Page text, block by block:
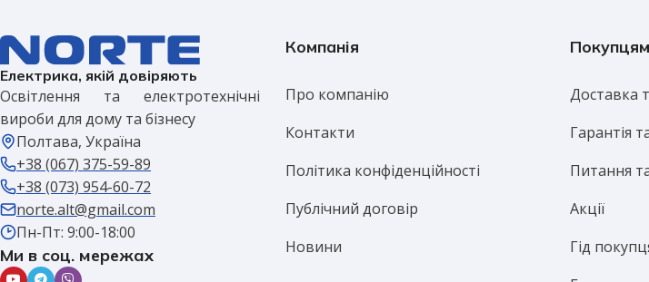
Електрика, якій довіряють
Освітлення та електротехнічні
вироби для дому та бізнесу
Полтава, Україна
+38 (067) 375-59-89
+38 (073) 954-60-72
norte.alt@gmail.com
Пн-Пт: 9:00-18:00
Ми в соц. мережах
Компанія
Про компанію
Контакти
Політика конфіденційності
Публічний договір
Новини
Покупцям
Доставка
Гарантія
Питання
Акції
Гід